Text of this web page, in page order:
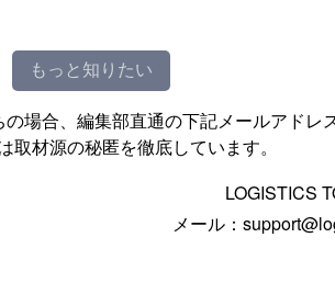
もっと知りたい
場合、編集部直通の下記メールアドレ
材源の秘匿を徹底しています。
LOGISTICS
メール：